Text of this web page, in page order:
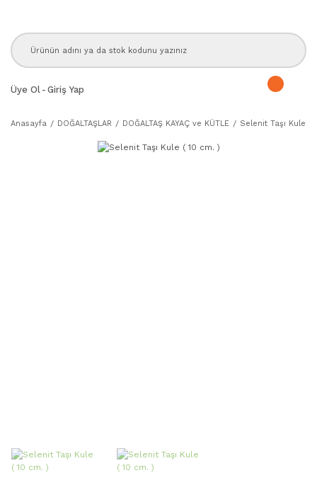
Üye Ol - Giriş Yap
Anasayfa DOĞALTAŞLAR DOĞALTAŞ KAYAÇ ve KÜTLE Selenit Taşı Kule (